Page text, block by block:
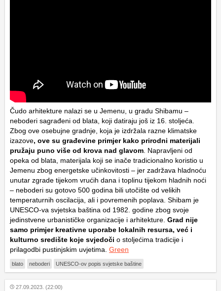
Čudo arhitekture nalazi se u Jemenu, u gradu Shibamu –
neboderi sagrađeni od blata, koji datiraju još iz 16. stoljeća.
Zbog ove osebujne gradnje, koja je izdržala razne klimatske
izazove, ove su građevine primjer kako prirodni materijali
pružaju puno više od krova nad glavom . Napravljeni od
opeka od blata, materijala koji se inače tradicionalno koristio u
Jemenu zbog energetske učinkovitosti – jer zadržava hladnoću
unutar zgrade tijekom vrućih dana i toplinu tijekom hladnih noći
– neboderi su gotovo 500 godina bili utočište od velikih
temperaturnih oscilacija, ali i povremenih poplava. Shibam je
UNESCO-va svjetska baština od 1982. godine zbog svoje
jedinstvene urbanističke organizacije i arhitekture. Grad nije
samo primjer kreativne uporabe lokalnih resursa, već i
kulturno središte koje svjedoči o stoljećima tradicije i
prilagodbi pustinjskim uvjetima. Green
blato neboderi UNESCO-ov popis svjetske baštine
27.09.2023. (22:00)